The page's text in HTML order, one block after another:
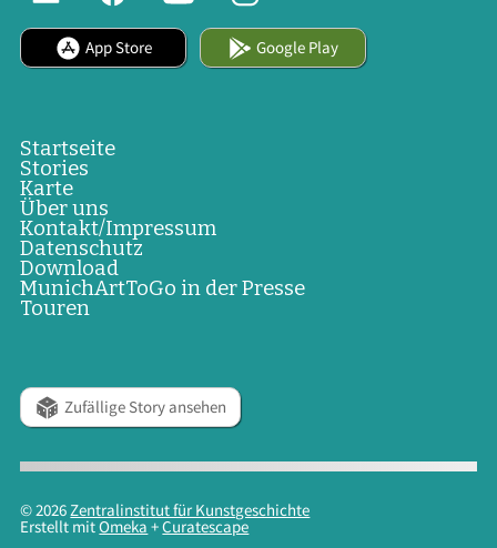
App Store Google Play
Startseite
Stories
Karte
Über uns
Kontakt/Impressum
Datenschutz
Download
MunichArtToGo in der Presse
Touren
Zufällige Story ansehen
© 2026Zentralinstitut für Kunstgeschichte
Erstellt mitOmeka +Curatescape